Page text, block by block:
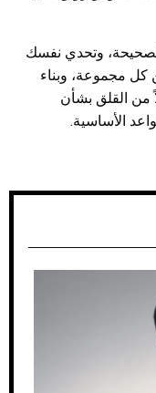
وتحدي نفسك
كل مجموعة، وبناء
من القلق بشأن
الأساسية.